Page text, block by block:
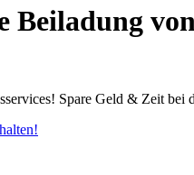
Beiladung
Spare Geld & Zeit